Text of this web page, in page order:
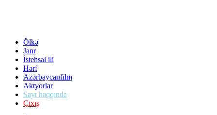
Ölkə
Janr
İstehsal ili
Hərf
Azərbaycanfilm
Aktyorlar
Sayt haqqında
Çıxış